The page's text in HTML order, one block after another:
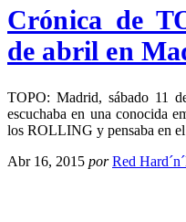
Crónica de
de abril en
TOPO: Madrid, sábado 11
escuchaba en una conocida
los ROLLING y pensaba en
Abr 16, 2015 por Red